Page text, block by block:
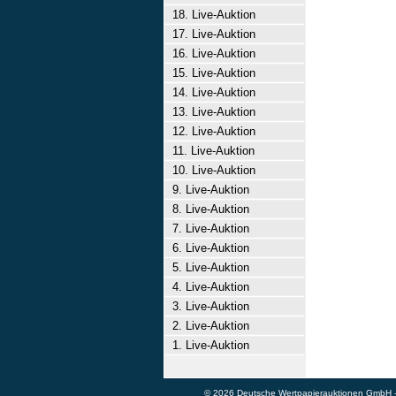
18. Live-Auktion
17. Live-Auktion
16. Live-Auktion
15. Live-Auktion
14. Live-Auktion
13. Live-Auktion
12. Live-Auktion
11. Live-Auktion
10. Live-Auktion
9. Live-Auktion
8. Live-Auktion
7. Live-Auktion
6. Live-Auktion
5. Live-Auktion
4. Live-Auktion
3. Live-Auktion
2. Live-Auktion
1. Live-Auktion
© 2026 Deutsche Wertpapierauktionen GmbH